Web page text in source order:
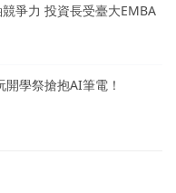
爭力 投資長受臺大EMBA
學祭搶抱AI筆電！